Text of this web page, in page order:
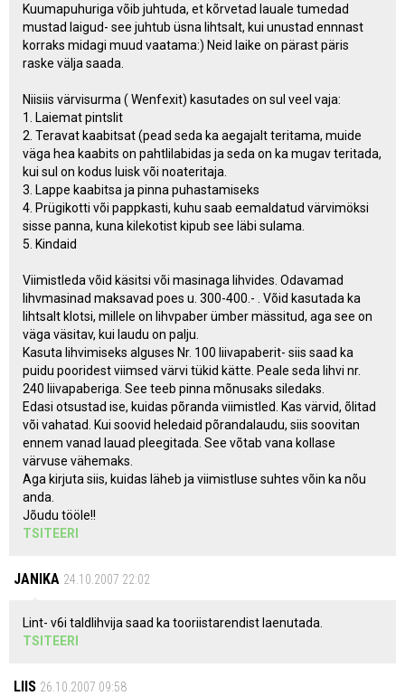
Kuumapuhuriga võib juhtuda, et kõrvetad lauale tumedad
mustad laigud- see juhtub üsna lihtsalt, kui unustad ennnast
korraks midagi muud vaatama:) Neid laike on pärast päris
raske välja saada.
Niisiis värvisurma ( Wenfexit) kasutades on sul veel vaja:
1. Laiemat pintslit
2. Teravat kaabitsat (pead seda ka aegajalt teritama, muide
väga hea kaabits on pahtlilabidas ja seda on ka mugav teritada,
kui sul on kodus luisk või noateritaja.
3. Lappe kaabitsa ja pinna puhastamiseks
4. Prügikotti või pappkasti, kuhu saab eemaldatud värvimöksi
sisse panna, kuna kilekotist kipub see läbi sulama.
5. Kindaid
Viimistleda võid käsitsi või masinaga lihvides. Odavamad
lihvmasinad maksavad poes u. 300-400.- . Võid kasutada ka
lihtsalt klotsi, millele on lihvpaber ümber mässitud, aga see on
väga väsitav, kui laudu on palju.
Kasuta lihvimiseks alguses Nr. 100 liivapaberit- siis saad ka
puidu pooridest viimsed värvi tükid kätte. Peale seda lihvi nr.
240 liivapaberiga. See teeb pinna mõnusaks siledaks.
Edasi otsustad ise, kuidas põranda viimistled. Kas värvid, õlitad
või vahatad. Kui soovid heledaid põrandalaudu, siis soovitan
ennem vanad lauad pleegitada. See võtab vana kollase
värvuse vähemaks.
Aga kirjuta siis, kuidas läheb ja viimistluse suhtes võin ka nõu
anda.
Jõudu tööle!!
TSITEERI
JANIKA 24.10.2007 22:02
Lint- v6i taldlihvija saad ka tooriistarendist laenutada.
TSITEERI
LIIS 26.10.2007 09:58